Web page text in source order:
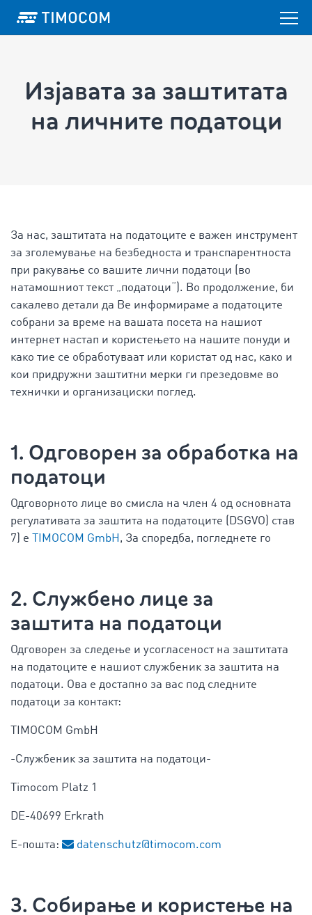
Изјавата за заштитата
на личните податоци
За нас, заштитата на податоците е важен инструмент
за зголемување на безбедноста и транспарентноста
при ракување со вашите лични податоци (во
натамошниот текст „податоци“). Во продолжение, би
сакалево детали да Ве информираме а податоците
собрани за време на вашата посета на нашиот
интернет настап и користењето на нашите понуди и
како тие се обработуваат или користат од нас, како и
кои придружни заштитни мерки ги презедовме во
технички и организациски поглед.
1. Одговорен за обработка на
податоци
Одговорното лице во смисла на член 4 од основната
регулативата за заштита на податоците (DSGVO) став
7) е
TIMOCOM GmbH , За споредба, погледнете го
2. Службено лице за
заштита на податоци
Одговорен за следење и усогласеност на заштитата
на податоците е нашиот службеник за заштита на
податоци. Ова е достапно за вас под следните
податоци за контакт:
TIMOCOM GmbH
-Службеник за заштита на податоци-
Timocom Platz 1
DE-40699 Erkrath
Е-пошта: datenschutz@timocom.com
3. Собирање и користење на